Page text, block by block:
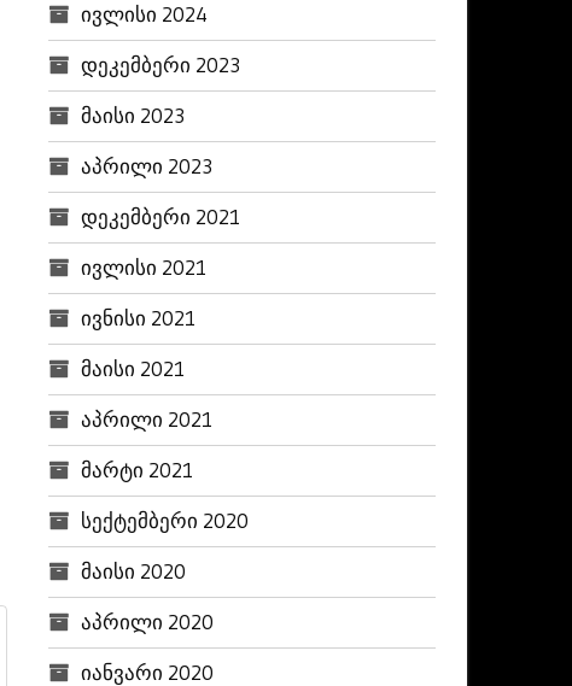
ივლისი 2024
დეკემბერი 2023
მაისი 2023
აპრილი 2023
დეკემბერი 2021
ივლისი 2021
ივნისი 2021
მაისი 2021
აპრილი 2021
მარტი 2021
სექტემბერი 2020
მაისი 2020
აპრილი 2020
იანვარი 2020